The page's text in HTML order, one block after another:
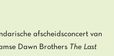
afscheidsconcert van
Dawn Brothers The Last